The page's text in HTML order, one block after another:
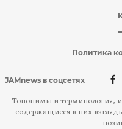
Политика
JAMnews в соцсетях
Топонимы и терминология,
содержащиеся в них